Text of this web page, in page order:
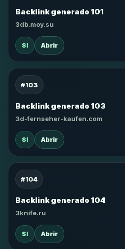
Backlink generado 101
3db.moy.su
SI Abrir
#103
Backlink generado 103
3d-fernseher-kaufen.com
SI Abrir
#104
Backlink generado 104
3knife.ru
SI Abrir